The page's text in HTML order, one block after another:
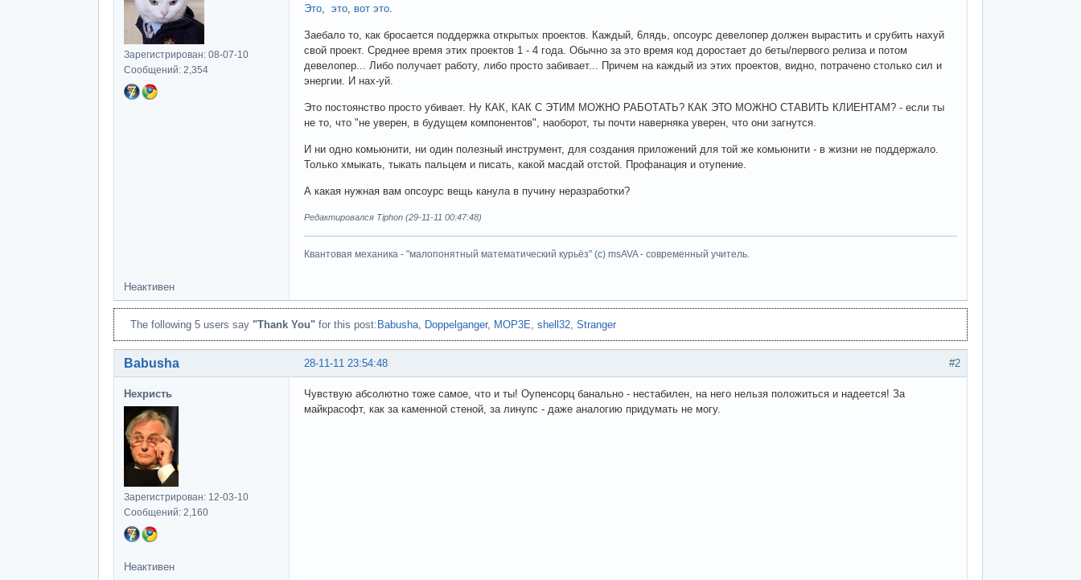
Зарегистрирован: 08-07-10
Сообщений: 2,354
Это это вот это
Заебало то, как бросается поддержка открытых проектов. Каждый, 6лядь, опсоурс девелопер должен вырастить и срубить нахуй
свой проект. Среднее время этих проектов 1 - 4 года. Обычно за это время код доростает до беты/первого релиза и потом
девелопер... Либо получает работу, либо просто забивает... Причем на каждый из этих проектов, видно, потрачено столько сил и
энергии. И нах-уй.
Это постоянство просто убивает. Ну КАК, КАК С ЭТИМ МОЖНО РАБОТАТЬ? КАК ЭТО МОЖНО СТАВИТЬ КЛИЕНТАМ? - если ты
не то, что "не уверен, в будущем компонентов", наоборот, ты почти наверняка уверен, что они загнутся.
И ни одно комьюнити, ни один полезный инструмент, для создания приложений для той же комьюнити - в жизни не поддержало.
Только хмыкать, тыкать пальцем и писать, какой масдай отстой. Профанация и отупение.
А какая нужная вам опсоурс вещь канула в пучину неразработки?
Редактировался Tiphon (29-11-11 00:47:48)
Квантовая механика - "малопонятный математический курьёз" (с) msAVA - современный учитель.
Неактивен
The following 5 users say "Thank You" for this post: Babusha Doppelganger, MOP3E shell32 Stranger
#2
28-11-11 23:54:48
Babusha
Нехристь
Зарегистрирован: 12-03-10
Сообщений: 2,160
Чувствую абсолютно тоже самое, что и ты! Оупенсорц банально - нестабилен, на него нельзя положиться и надеется! За
майкрасофт, как за каменной стеной, за линупс - даже аналогию придумать не могу.
Неактивен